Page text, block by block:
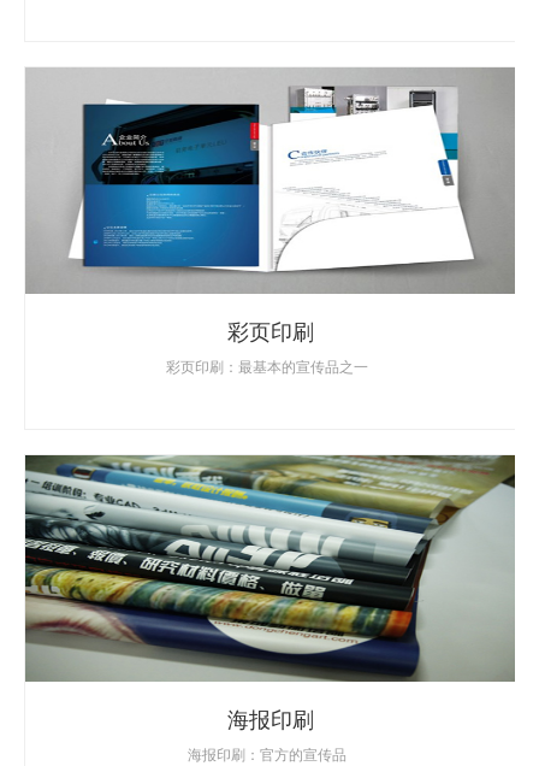
彩页印刷
彩页印刷：最基本的宣传品之一
海报印刷
海报印刷：官方的宣传品